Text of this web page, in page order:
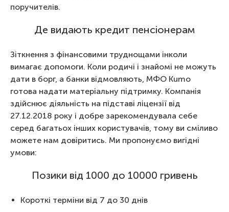
поручителів.
Де видають кредит пенсіонерам
Зіткнення з фінансовими труднощами інколи
вимагає допомоги. Коли родичі і знайомі не можуть
дати в борг, а банки відмовляють, МФО Kumo
готова надати матеріальну підтримку. Компанія
здійснює діяльність на підставі ліцензії від
27.12.2018 року і добре зарекомендувала себе
серед багатьох інших користувачів, тому ви сміливо
можете нам довіритись. Ми пропонуємо вигідні
умови:
Позики від 1000 до 10000 гривень
Короткі терміни від 7 до 30 днів